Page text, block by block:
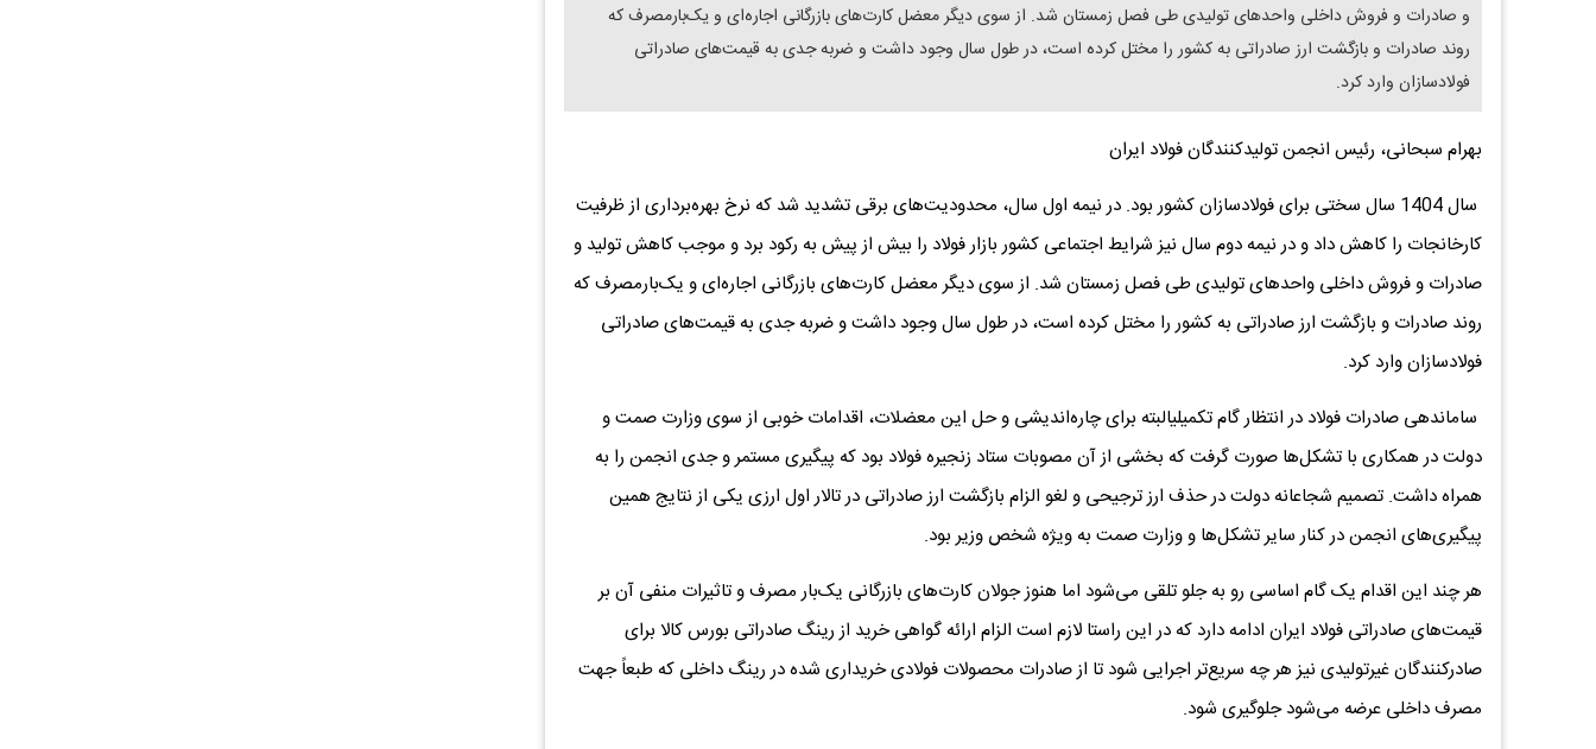
و صادرات و فروش داخلی واحدهای تولیدی طی فصل زمستان شد. از سوی دیگر معضل کارت‌های بازرگانی اجاره‌ای و یک‌بارمصرف که
روند صادرات و بازگشت ارز صادراتی به کشور را مختل کرده است، در طول سال وجود داشت و ضربه جدی به قیمت‌های صادراتی
فولادسازان وارد کرد.
بهرام سبحانی، رئیس انجمن تولیدکنندگان فولاد ایران
سال 1404 سال سختی برای فولادسازان کشور بود. در نیمه اول سال، محدودیت‌های برقی تشدید شد که نرخ بهره‌برداری از ظرفیت
کارخانجات را کاهش داد و در نیمه دوم سال نیز شرایط اجتماعی کشور بازار فولاد را بیش از پیش به رکود برد و موجب کاهش تولید و
صادرات و فروش داخلی واحدهای تولیدی طی فصل زمستان شد. از سوی دیگر معضل کارت‌های بازرگانی اجاره‌ای و یک‌بارمصرف که
روند صادرات و بازگشت ارز صادراتی به کشور را مختل کرده است، در طول سال وجود داشت و ضربه جدی به قیمت‌های صادراتی
فولادسازان وارد کرد.
ساماندهی صادرات فولاد در انتظار گام تکمیلیالبته برای چار‌ه‌اندیشی و حل این معضلات، اقدامات خوبی از سوی وزارت صمت و
دولت در همکاری با تشکل‌ها صورت گرفت که بخشی از آن مصوبات ستاد زنجیره فولاد بود که پیگیری مستمر و جدی انجمن را به
همراه داشت. تصمیم شجاعانه دولت در حذف ارز ترجیحی و لغو الزام بازگشت ارز صادراتی در تالار اول ارزی یکی از نتایج همین
پیگیری‌های انجمن در کنار سایر تشکل‌ها و وزارت صمت به ویژه شخص وزیر بود.
هر چند این اقدام یک گام اساسی رو به جلو تلقی می‌شود اما هنوز جولان کارت‌های بازرگانی یک‌بار مصرف و تاثیرات منفی آن بر
قیمت‌های صادراتی فولاد ایران ادامه دارد که در این راستا لازم است الزام ارائه گواهی خرید از رینگ صادراتی بورس کالا برای
صادرکنندگان غیرتولیدی نیز هر چه سریع‌تر اجرایی شود تا از صادرات محصولات فولادی خریداری شده در رینگ داخلی که طبعاً جهت
مصرف داخلی عرضه می‌شود جلوگیری شود.